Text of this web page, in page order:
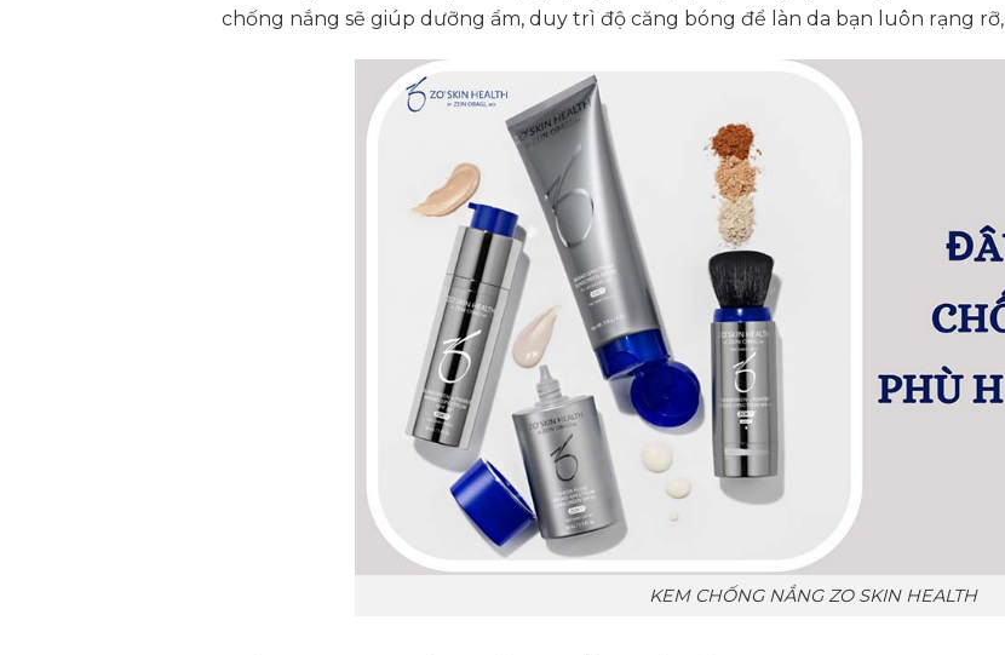
chống nắng sẽ giúp dưỡng ẩm, duy trì độ căng bóng để làn da bạn luôn rạng
KEM CHỐNG NẮNG ZO SKIN HEALTH